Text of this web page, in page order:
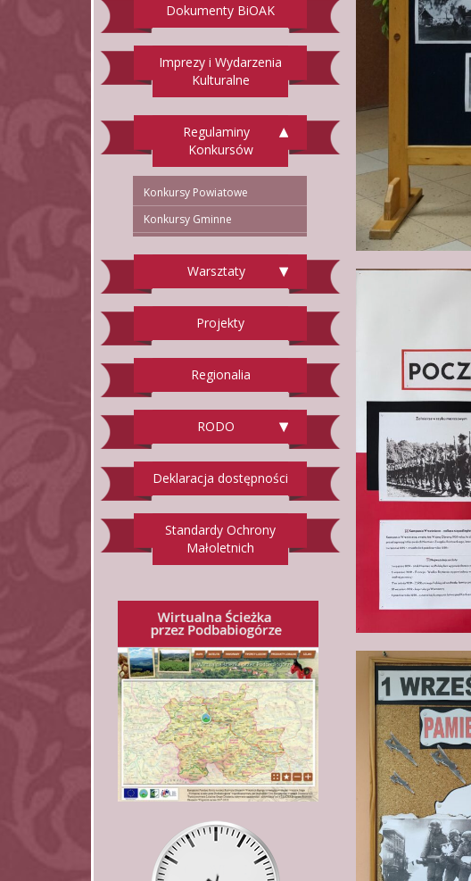
Dokumenty BiOAK
Imprezy i Wydarzenia
Kulturalne
Regulaminy
Konkursów
Konkursy Powiatowe
Konkursy Gminne
Warsztaty
Projekty
Regionalia
RODO
Deklaracja dostępności
Standardy Ochrony
Małoletnich